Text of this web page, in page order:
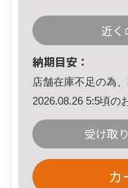
近く
納期目安：
店舗在庫不足の為
2026.08.26 5:5頃の
受け取
カ